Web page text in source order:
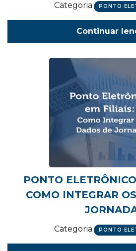
Categoria PONTO
Continuar
PONTO
COMO INTEGRAR
Categoria PONTO